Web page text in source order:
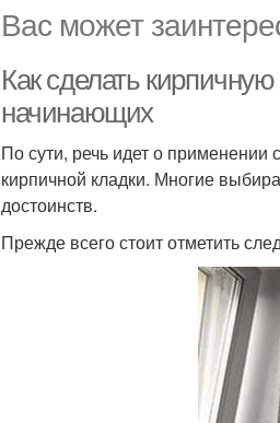
Вас может
Как сделать
начинающих
По сути, речь идет о
кирпичной кладки. Многие
достоинств.
Прежде всего стоит отметить